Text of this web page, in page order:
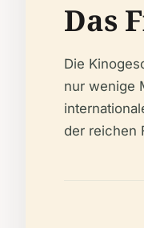
Das
Die
nur wenige
der reichen